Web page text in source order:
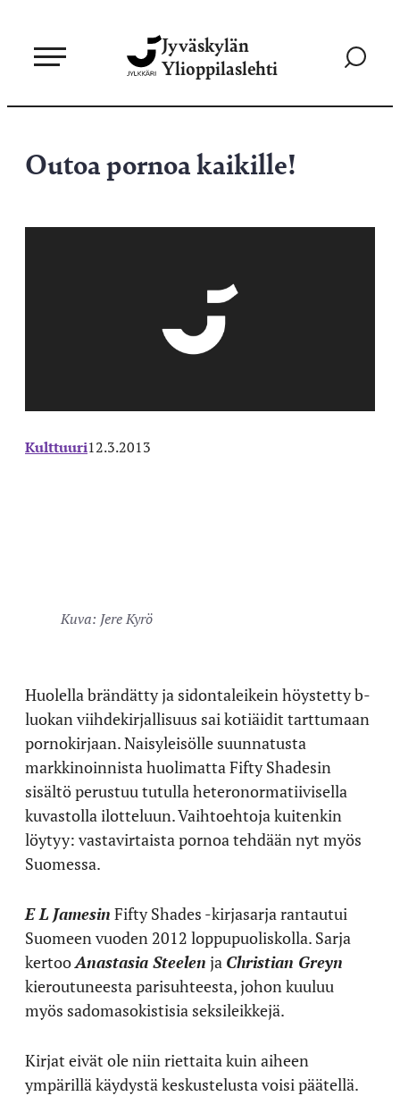
sisältöön
Jyväskylän
Ylioppilaslehti
Siirry
Outoa pornoa kaikille!
Kulttuuri12.3.2013
Kuva: Jere Kyrö
Huolella brändätty ja sidontaleikein höystetty b-
luokan viihdekirjallisuus sai kotiäidit tarttumaan
pornokirjaan. Naisyleisölle suunnatusta
markkinoinnista huolimatta Fifty Shadesin
sisältö perustuu tutulla heteronormatiivisella
kuvastolla ilotteluun. Vaihtoehtoja kuitenkin
löytyy: vastavirtaista pornoa tehdään nyt myös
Suomessa.
E L Jamesin Fifty Shades -kirjasarja rantautui
Suomeen vuoden 2012 loppupuoliskolla. Sarja
kertooAnastasia Steelen ja Christian Greyn
kieroutuneesta parisuhteesta, johon kuuluu
myös sadomasokistisia seksileikkejä.
Kirjat eivät ole niin riettaita kuin aiheen
ympärillä käydystä keskustelusta voisi päätellä.